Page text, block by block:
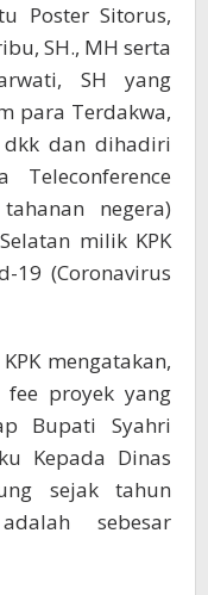
Poster Sitorus,
SH., MH serta
SH yang
para Terdakwa,
dan dihadiri
negera)
milik KPK
19 (Coronavirus
mengatakan,
proyek yang
Bupati Syahri
Kepada Dinas
sejak tahun
sebesar